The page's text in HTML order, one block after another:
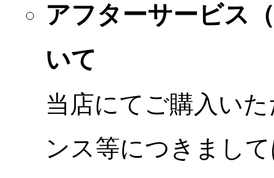
アフターサービス
いて
当店にてご購入い
ンス等につきまし